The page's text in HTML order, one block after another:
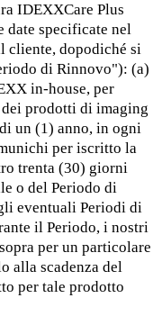
IDEXXCare Plus
specificate nel
cliente, dopodiché si
di Rinnovo"): (a)
in-house, per
prodotti di imaging
un (1) anno, in ogni
per iscritto la
trenta (30) giorni
o del Periodo di
eventuali Periodi di
il Periodo, i nostri
per un particolare
alla scadenza del
per tale prodotto